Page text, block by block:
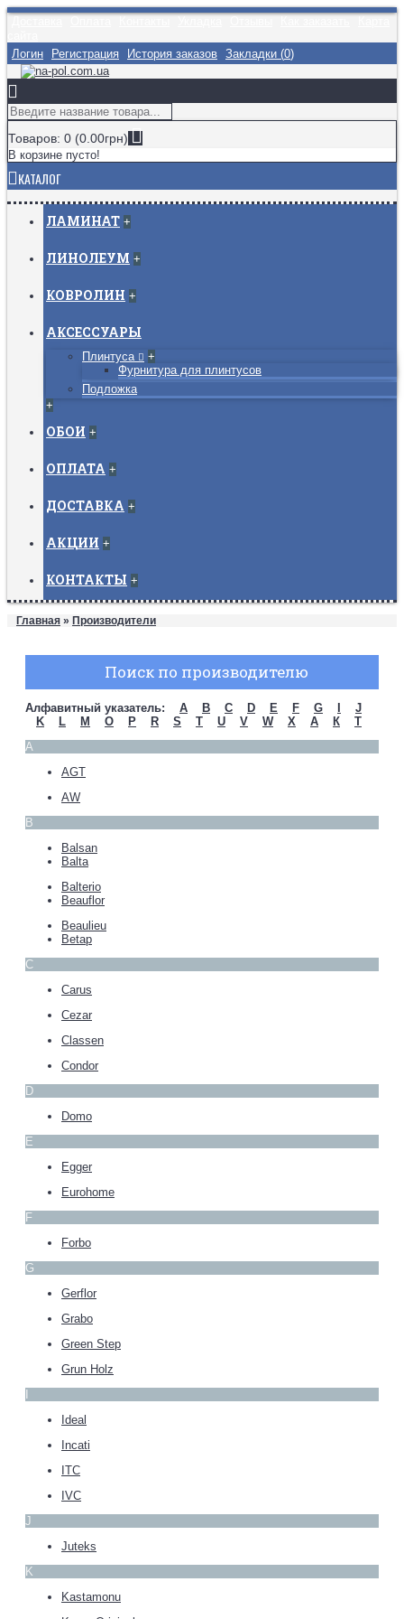
Логин
Регистрация История заказов Закладки (0)
Товаров: 0 (0.00грн)
В корзине пусто!
КАТАЛОГ
ЛАМИНАТ +
ЛИНОЛЕУМ +
КОВРОЛИН +
АКСЕССУАРЫ
Плинтуса
+
Фурнитура для плинтусов
Подложка
+
ОБОИ +
ОПЛАТА +
ДОСТАВКА +
АКЦИИ +
КОНТАКТЫ +
Главная » Производители
Поиск по производителю
Алфавитный указатель: A B C D E F G
J
K
L M O P R S T U V W X А К
Т
A
AGT
AW
B
Balsan
Balta
Balterio
Beauflor
Beaulieu
Betap
C
Carus
Cezar
Classen
Condor
D
Domo
E
Egger
Eurohome
F
Forbo
G
Gerflor
Grabo
Green Step
Grun Holz
Ideal
Incati
ITC
IVC
J
Juteks
K
Kastamonu